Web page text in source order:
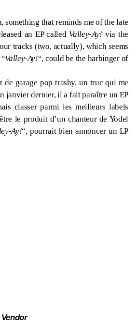
, something that reminds me of the late
an EP called Valley-Ay! via the
tracks (two, actually), which seems
Valley-Ay!“, could be the harbinger of
de garage pop trashy, un truc qui me
janvier dernier, il a fait paraître un EP
classer parmi les meilleurs labels
le produit d’un chanteur de Yodel
Ay!“, pourrait bien annoncer un LP